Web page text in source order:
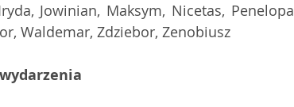
Jowinian, Maksym, Nicetas,
Waldemar, Zdziebor, Zenobiusz